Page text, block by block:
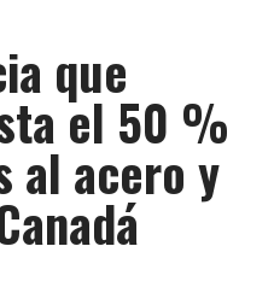
que
el 50 %
al acero y